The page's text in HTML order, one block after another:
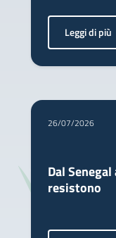
Leggi di più
<p>Come
26/07/2026
Dal
resistono